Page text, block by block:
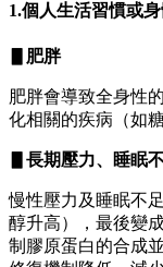
1.個人生活習慣或身
▋肥胖
肥胖會導致全身性
化相關的疾病（如
▋長期壓力、睡眠
慢性壓力及睡眠不
醇升高），最後變
制膠原蛋白的合成